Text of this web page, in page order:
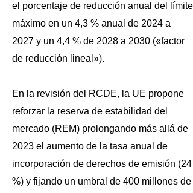
el porcentaje de reducción anual del límite
máximo en un 4,3 % anual de 2024 a
2027 y un 4,4 % de 2028 a 2030 («factor
de reducción lineal»).
En la revisión del RCDE, la UE propone
reforzar la reserva de estabilidad del
mercado (REM) prolongando más allá de
2023 el aumento de la tasa anual de
incorporación de derechos de emisión (24
%) y fijando un umbral de 400 millones de